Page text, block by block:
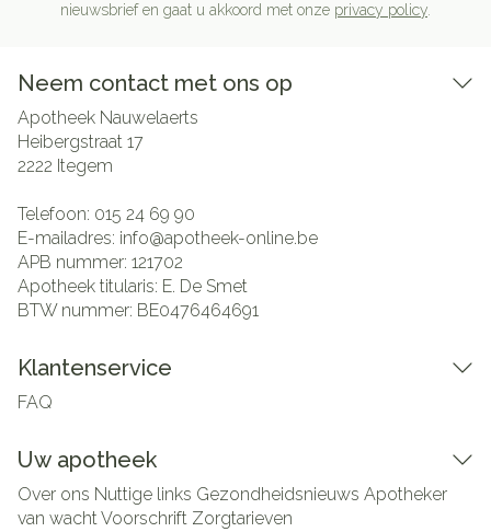
nieuwsbrief en gaat u akkoord met onze privacy policy
Neem contact met ons op
Apotheek Nauwelaerts
Heibergstraat 17
2222 Itegem
Telefoon: 015 24 69 90
E-mailadres: info@apotheek-online.be
APB nummer: 121702
Apotheek titularis: E. De Smet
BTW nummer: BE0476464691
Klantenservice
FAQ
Uw apotheek
Over ons Nuttige links Gezondheidsnieuws Apotheker
van wachtVoorschrift Zorgtarieven